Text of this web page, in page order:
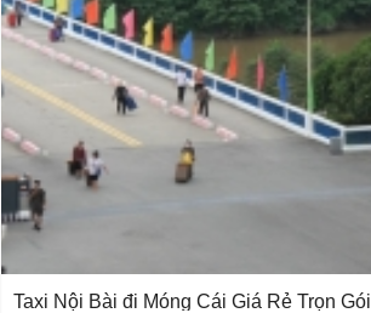
Taxi Nội Bài đi Móng Cái Giá Rẻ Trọn Gói